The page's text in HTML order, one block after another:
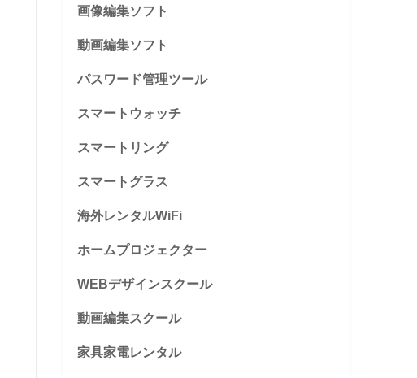
画像編集ソフト
動画編集ソフト
パスワード管理ツール
スマートウォッチ
スマートリング
スマートグラス
海外レンタルWiFi
ホームプロジェクター
WEBデザインスクール
動画編集スクール
家具家電レンタル